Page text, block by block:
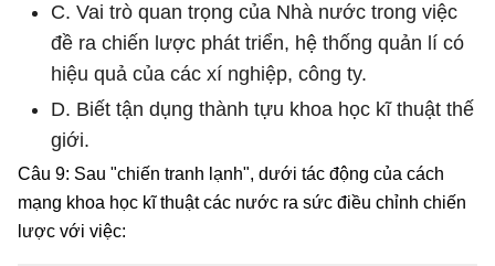
C. Vai trò quan trọng của Nhà nước trong việc
đề ra chiến lược phát triển, hệ thống quản lí có
hiệu quả của các xí nghiệp, công ty.
D. Biết tận dụng thành tựu khoa học kĩ thuật thế
giới.
Câu 9: Sau "chiến tranh lạnh", dưới tác động của cách
mạng khoa học kĩ thuật các nước ra sức điều chỉnh chiến
lược với việc: